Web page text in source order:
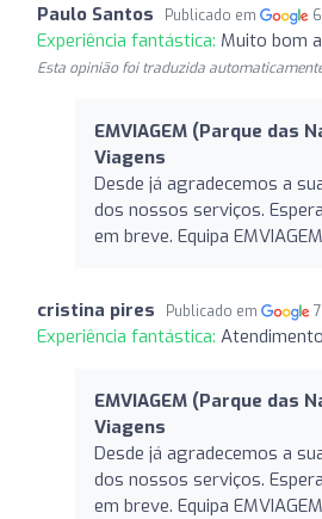
Paulo Santos Publicado em
Experiência fantástica: Muito bom
Esta opinião foi traduzida
EMVIAGEM (Parque das
Viagens
Desde já agradecemos a
dos nossos serviços.
em breve. Equipa EMVIAGEM
cristina pires Publicado em
Experiência fantástica:
EMVIAGEM (Parque das
Viagens
Desde já agradecemos a
dos nossos serviços.
em breve. Equipa EMVIAGEM